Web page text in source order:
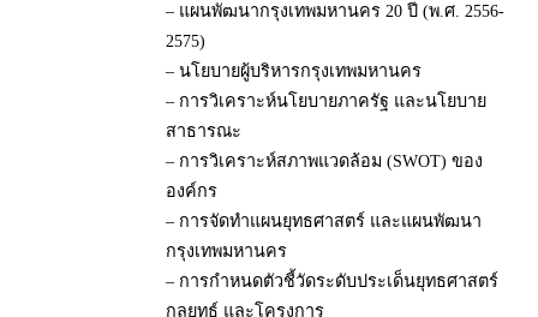
– แผนพัฒนากรุงเทพมหานคร 20 ปี (พ.ศ. 2556-
2575)
– นโยบายผู้บริหารกรุงเทพมหานคร
– การวิเคราะห์นโยบายภาครัฐ และนโยบาย
สาธารณะ
– การวิเคราะห์สภาพแวดล้อม (SWOT) ของ
องค์กร
– การจัดทำแผนยุทธศาสตร์ และแผนพัฒนา
กรุงเทพมหานคร
– การกำหนดตัวชี้วัดระดับประเด็นยุทธศาสตร์
กลยุทธ์ และโครงการ